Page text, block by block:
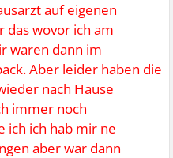
auf eigenen
das wovor ich am
waren dann im
Aber leider haben die
nach Hause
immer noch
ich ich hab mir ne
aber war dann